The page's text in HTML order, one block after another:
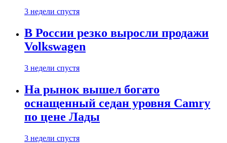
3 недели спустя
В России резко выросли продажи
Volkswagen
3 недели спустя
На рынок вышел богато
оснащенный седан уровня Camry
по цене Лады
3 недели спустя